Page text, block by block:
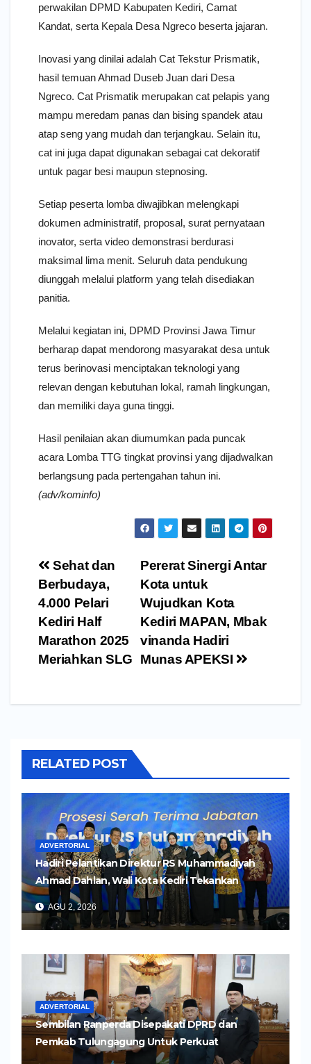
perwakilan DPMD Kabupaten Kediri, Camat
Kandat, serta Kepala Desa Ngreco beserta jajaran.
Inovasi yang dinilai adalah Cat Tekstur Prismatik,
hasil temuan Ahmad Duseb Juan dari Desa
Ngreco. Cat Prismatik merupakan cat pelapis yang
mampu meredam panas dan bising spandek atau
atap seng yang mudah dan terjangkau. Selain itu,
cat ini juga dapat digunakan sebagai cat dekoratif
untuk pagar besi maupun stepnosing.
Setiap peserta lomba diwajibkan melengkapi
dokumen administratif, proposal, surat pernyataan
inovator, serta video demonstrasi berdurasi
maksimal lima menit. Seluruh data pendukung
diunggah melalui platform yang telah disediakan
panitia.
Melalui kegiatan ini, DPMD Provinsi Jawa Timur
berharap dapat mendorong masyarakat desa untuk
terus berinovasi menciptakan teknologi yang
relevan dengan kebutuhan lokal, ramah lingkungan,
dan memiliki daya guna tinggi.
Hasil penilaian akan diumumkan pada puncak
acara Lomba TTG tingkat provinsi yang dijadwalkan
berlangsung pada pertengahan tahun ini.
(adv/kominfo)
Navigasi
pos
Pererat Sinergi Antar
Kota untuk
Wujudkan Kota
Kediri MAPAN, Mbak
vinanda Hadiri
Munas APEKSI
Sehat dan
Berbudaya,
4.000 Pelari
Kediri Half
Marathon 2025
Meriahkan SLG
RELATED POST
ADVERTORIAL
Hadiri Pelantikan Direktur RS Muhammadiyah
Ahmad Dahlan, Wali Kota Kediri Tekankan
Pelayanan Kesehatan yang Humanis
AGU 2, 2026
ADVERTORIAL
Sembilan Ranperda Disepakati DPRD dan
Pemkab Tulungagung Untuk Perkuat
Pembangunan Daerah